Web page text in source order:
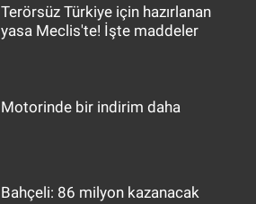
Terörsüz Türkiye için hazırlanan
yasa Meclis'te! İşte maddeler
Motorinde bir indirim daha
Bahçeli: 86 milyon kazanacak